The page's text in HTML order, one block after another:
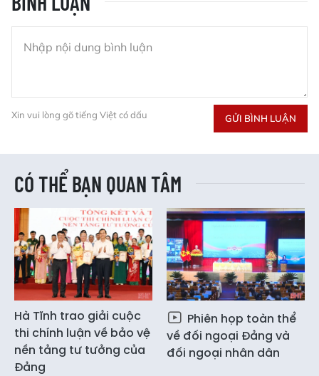
Xin vui lòng gõ tiếng Việt có dấu GỬI BÌNH LUẬN
CÓ THỂ BẠN QUAN TÂM
Hà Tĩnh trao giải cuộc
thi chính luận về bảo vệ
nền tảng tư tưởng của
Đảng
Phiên họp toàn thể
về đối ngoại Đảng và
đối ngoại nhân dân